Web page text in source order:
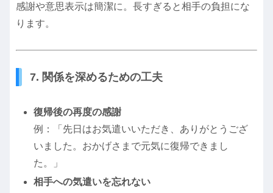
感謝や意思表示は簡潔に。長すぎると相手の負担にな
ります。
7. 関係を深めるための工夫
復帰後の再度の感謝
例：「先日はお気遣いいただき、ありがとうござ
いました。おかげさまで元気に復帰できまし
た。」
相手への気遣いを忘れない